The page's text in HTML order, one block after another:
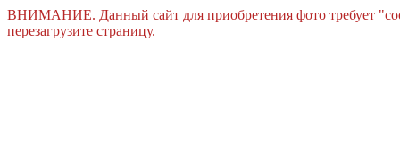
ВНИМАНИЕ. Данный сайт для приобретения фото требует
перезагрузите страницу.